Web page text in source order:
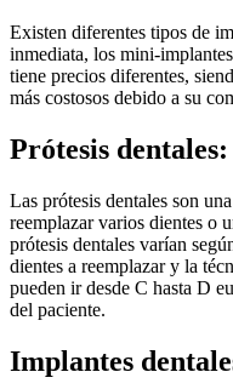
Existen diferentes tipos de
inmediata, los mini-
tiene precios diferentes,
más costosos debido a su
Prótesis
Las prótesis dentales son
reemplazar varios dientes o
prótesis dentales varían
dientes a reemplazar y la
pueden ir desde C hasta D
del paciente.
Implantes